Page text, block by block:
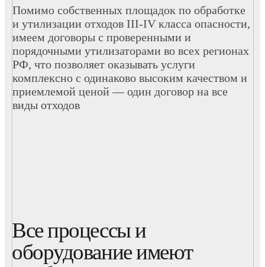
Помимо собственных площадок по обработке
и утилизации отходов III-IV класса опасности,
имеем договоры с проверенными и
порядочными утилизаторами во всех регионах
РФ, что позволяет оказывать услуги
комплексно с одинаково высоким качеством и
приемлемой ценой — один договор на все
виды отходов
Все процессы и
оборудование имеют